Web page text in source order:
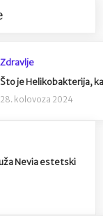
Zdravlje
Što je Helikobakterija,
28. kolovoza 2024
Nevia estetski